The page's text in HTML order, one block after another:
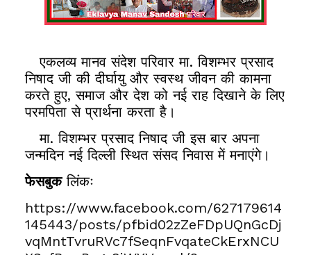
एकलव्य मानव संदेश परिवार मा. विशम्भर प्रसाद
निषाद जी की दीर्घायु और स्वस्थ जीवन की कामना
करते हुए, समाज और देश को नई राह दिखाने के लिए
परमपिता से प्रार्थना करता है।
मा. विशम्भर प्रसाद निषाद जी इस बार अपना
जन्मदिन नई दिल्ली स्थित संसद निवास में मनाएंगे।
फेसबुकलिंकः
https://www.facebook.com/627179614
145443/posts/pfbid02zZeFDpUQnGcDj
vqMntTvruRVc7fSeqnFvqateCkErxNCU